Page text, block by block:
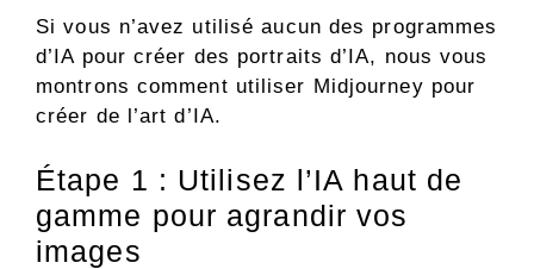
Si vous n’avez utilisé aucun des programmes
d’IA pour créer des portraits d’IA, nous vous
montrons comment utiliser Midjourney pour
créer de l’art d’IA.
Étape 1 : Utilisez l’IA haut de
gamme pour agrandir vos
images